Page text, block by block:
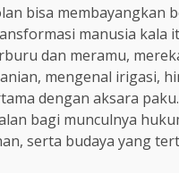
bisa membayangkan
manusia kala
dan meramu,
mengenal irigasi,
dengan aksara
bagi munculnya
serta budaya yang